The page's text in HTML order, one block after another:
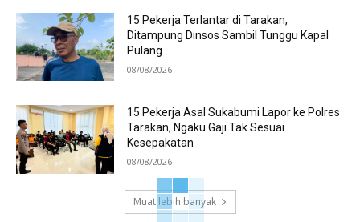
15 Pekerja Terlantar di Tarakan,
Ditampung Dinsos Sambil Tunggu Kapal
Pulang
08/08/2026
15 Pekerja Asal Sukabumi Lapor ke Polres
Tarakan, Ngaku Gaji Tak Sesuai
Kesepakatan
08/08/2026
Muat lebih banyak